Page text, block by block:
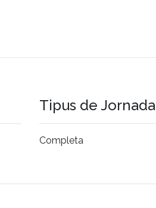
Tipus de Jornada
Completa